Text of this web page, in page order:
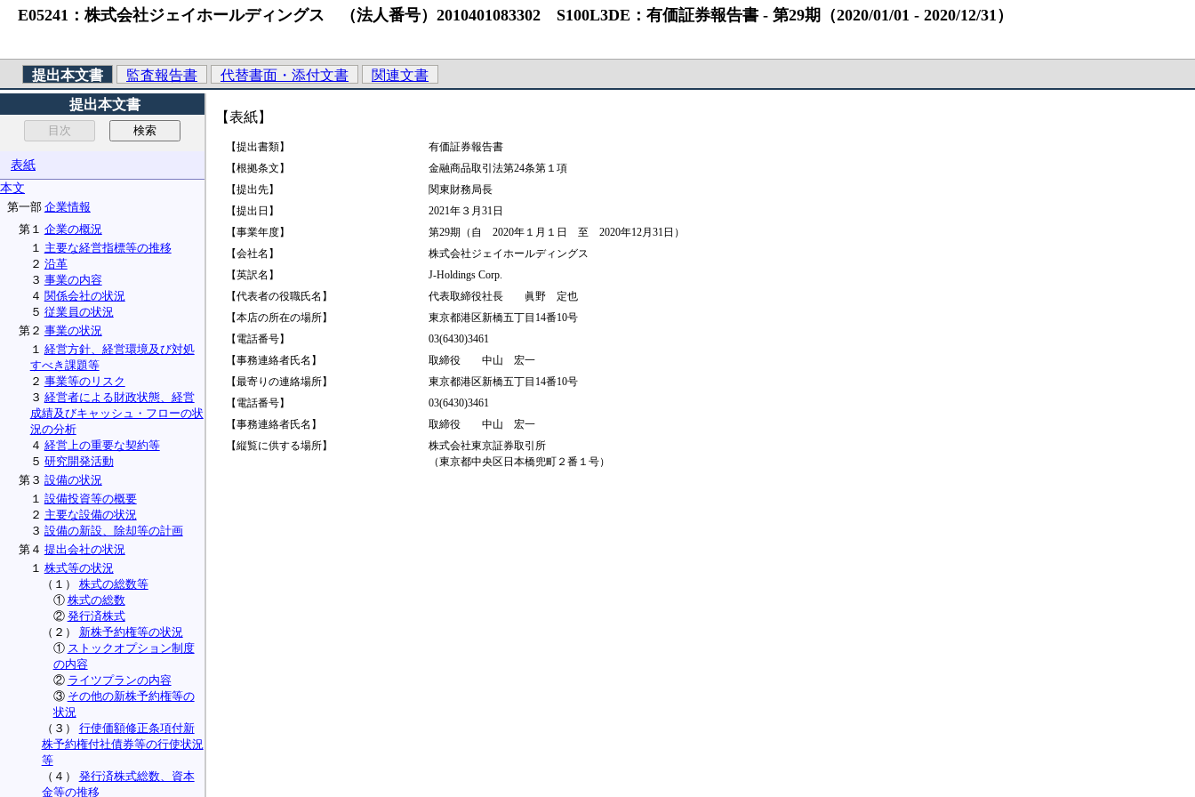
E05241：株式会社ジェイホールディングス （法人番号）2010401083302 S100L3DE：有価証券報告書 ‐ 第29期（2020/01/01 ‐ 2020/12/31）
提出本文書 監査報告書 代替書面・添付文書
関連文書
提出本文書